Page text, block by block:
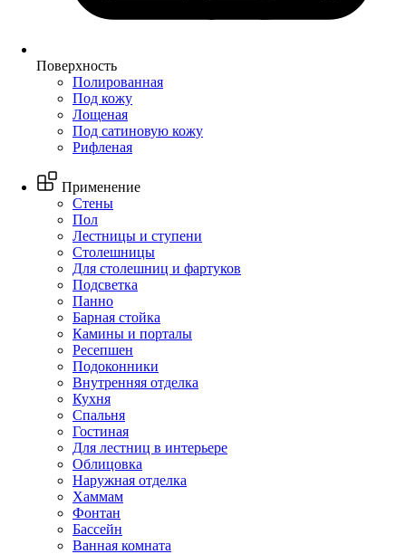
Поверхность
Полированная
Под кожу
Лощеная
Под сатиновую кожу
Рифленая
Применение
Стены
Пол
Лестницы и ступени
Столешницы
Для столешниц и фартуков
Подсветка
Панно
Барная стойка
Камины и порталы
Ресепшен
Подоконники
Внутренняя отделка
Кухня
Спальня
Гостиная
Для лестниц в интерьере
Облицовка
Наружная отделка
Хаммам
Фонтан
Бассейн
Ванная комната